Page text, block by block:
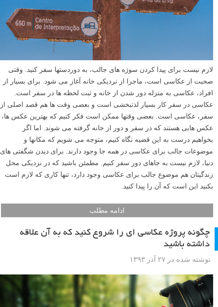
لازم نیست برای پیدا کردن سوژه های جالب، به دوردستها سفر کنید. وقتی
صحبت از عکاسی است، ماجرا از نردیکی خانه آغاز می شود. برای بسیار از
افراد، عکاسی به منزله دور شدن از خانه و ثبت لحظه ها در سفر است.
عکاسی در سفر کار بسیار لذتبخشی است و بعضی وقت ها هم قصد اصلی از
سفر، عکاسی است. بعضی وقتها ممکن است فکر کنیم که بهترین عکس ها،
عکس هایی هستند که در سفر و دور از خانه گرفته می شوند. اما اگر
بخواهیم درست به این قضیه نگاه کنیم، متوجه می شویم که مکانها و
موضوعات جالب برای عکاسی در همه جا وجود دارند. برای دیدن شگفتی های
دنیا، لازم نیست به جاهای دور سفر کنیم. مطمئن باشید که در نزدیکی محل
زندگیتان هم موضوع جالب برای عکاسی وجود دارد، تنها کاری که لازم است
بکنید این است که آن را پیدا کنید.
ادامه مطلب
چگونه پروژه عکاسی ای را شروع کنید که به آن علاقه
داشته باشید
نوشته شده در ۲۷ آذر ۱۳۹۳